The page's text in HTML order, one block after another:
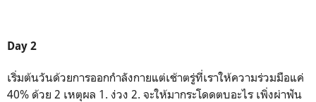
Day 2
เริ่มต้นวันด้วยการออกกำลังกายแต่เช้าตรู่ที่เราให้ความร่วมมือแค่
40% ด้วย 2 เหตุผล 1. ง่วง 2. จะให้มากระโดดตบอะไร เพิ่งผ่าฟัน